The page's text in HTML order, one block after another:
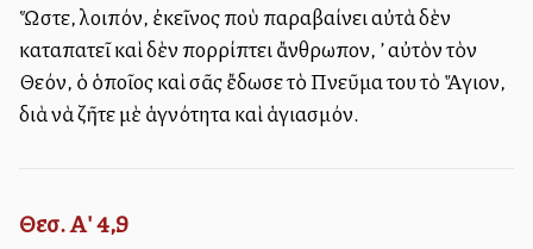
Ὥστε, λοιπόν, ἐκεῖνος ποὺ παραβαίνει αὐτὰ δὲν
καταπατεῖ καὶ δὲν ἀπορρίπτει ἄνθρωπον, ἀλλ’ αὐτὸν τὸν
Θεόν, ὁ ὁποῖος καὶ σᾶς ἔδωσε τὸ Πνεῦμα του τὸ Ἅγιον,
διὰ νὰ ζῆτε μὲ ἁγνότητα καὶ ἁγιασμόν.
Θεσ. Α' 4,9